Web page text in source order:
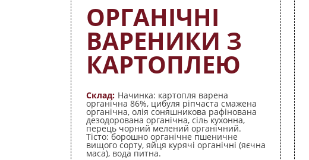
ОРГАНІЧНІ
ВАРЕНИКИ З
КАРТОПЛЕЮ
Склад: Начинка: картопля варена
органічна 86%, цибуля ріпчаста смажена
органічна, олія соняшникова рафінована
дезодорована органічна, сіль кухонна,
перець чорний мелений органічний.
Тісто: борошно органічне пшеничне
вищого сорту, яйця курячі органічні (яєчна
маса), вода питна.